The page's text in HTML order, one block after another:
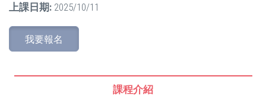
上課日期: 2025/10/11
我要報名
課程介紹